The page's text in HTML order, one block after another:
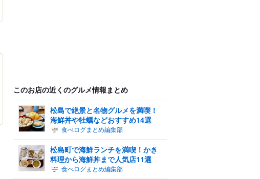
このお店の近くのグルメ情報まとめ
松島で絶景と名物グルメを満喫！
海鮮丼や牡蠣などおすすめ14選
食べログまとめ編集部
松島町で海鮮ランチを満喫！かき
料理から海鮮丼まで人気店11選
食べログまとめ編集部